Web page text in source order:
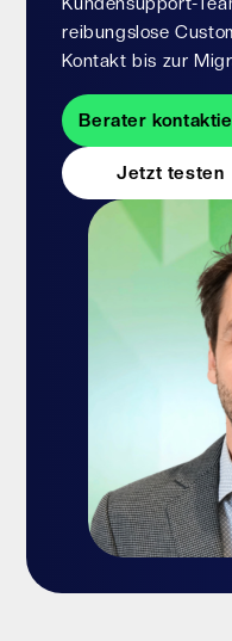
reibungslose
Kontakt bis zur
Berater
Jetzt testen